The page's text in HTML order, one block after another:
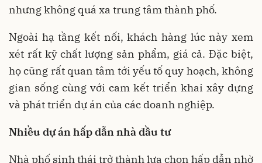
nhưng không quá xa trung tâm thành phố.
Ngoài hạ tầng kết nối, khách hàng lúc này xem
xét rất kỹ chất lượng sản phẩm, giá cả. Đặc biệt,
họ cũng rất quan tâm tới yếu tố quy hoạch, không
gian sống cùng với cam kết triển khai xây dựng
và phát triển dự án của các doanh nghiệp.
Nhiều dự án hấp dẫn nhà đầu tư
Nhà phố sinh thái trở thành lựa chọn hấp dẫn nhờ